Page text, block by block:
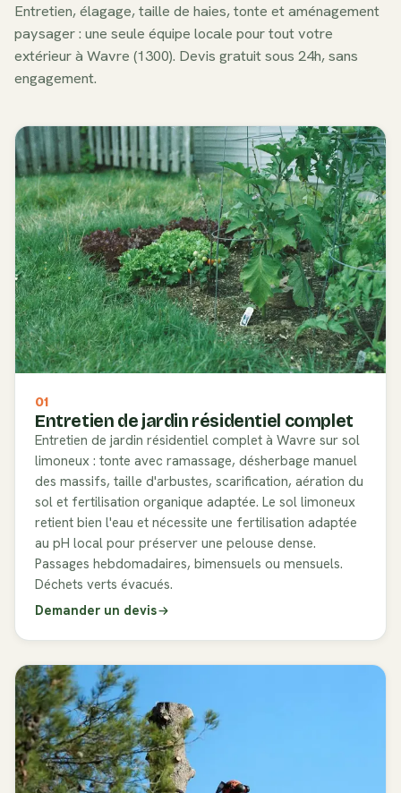
Entretien, élagage, taille de haies, tonte et aménagement
paysager : une seule équipe locale pour tout votre
extérieur à Wavre (1300). Devis gratuit sous 24h, sans
engagement.
01
Entretien de jardin résidentiel complet
Entretien de jardin résidentiel complet à Wavre sur sol
limoneux : tonte avec ramassage, désherbage manuel
des massifs, taille d'arbustes, scarification, aération du
sol et fertilisation organique adaptée. Le sol limoneux
retient bien l'eau et nécessite une fertilisation adaptée
au pH local pour préserver une pelouse dense.
Passages hebdomadaires, bimensuels ou mensuels.
Déchets verts évacués.
Demander un devis